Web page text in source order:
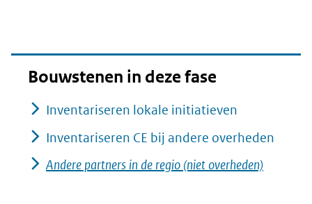
Bouwstenen in deze fase
Inventariseren lokale initiatieven
Inventariseren CE bij andere overheden
Andere partners in de regio (niet overheden)